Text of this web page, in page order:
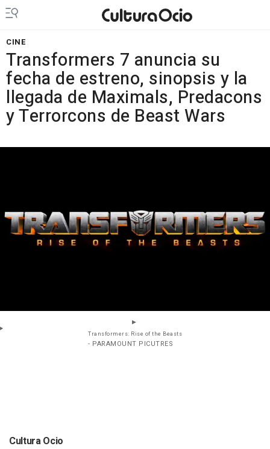
CINE
Transformers 7 anuncia su
fecha de estreno, sinopsis y la
llegada de Maximals, Predacons
y Terrorcons de Beast Wars
Transformers: Rise of the Beasts
- PARAMOUNT PICUTRES
Cultura Ocio